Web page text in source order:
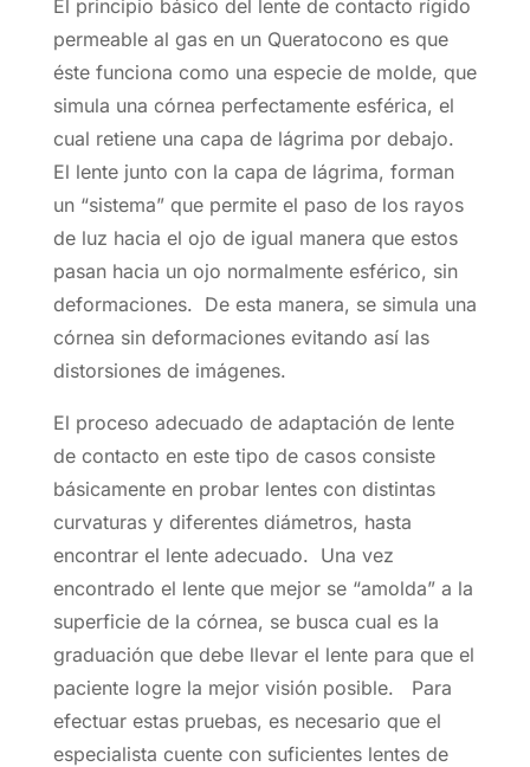
El principio básico del lente de contacto rígido
permeable al gas en un Queratocono es que
éste funciona como una especie de molde, que
simula una córnea perfectamente esférica, el
cual retiene una capa de lágrima por debajo.
El lente junto con la capa de lágrima, forman
un “sistema” que permite el paso de los rayos
de luz hacia el ojo de igual manera que estos
pasan hacia un ojo normalmente esférico, sin
deformaciones. De esta manera, se simula una
córnea sin deformaciones evitando así las
distorsiones de imágenes.
El proceso adecuado de adaptación de lente
de contacto en este tipo de casos consiste
básicamente en probar lentes con distintas
curvaturas y diferentes diámetros, hasta
encontrar el lente adecuado. Una vez
encontrado el lente que mejor se “amolda” a la
superficie de la córnea, se busca cual es la
graduación que debe llevar el lente para que el
paciente logre la mejor visión posible. Para
efectuar estas pruebas, es necesario que el
especialista cuente con suficientes lentes de